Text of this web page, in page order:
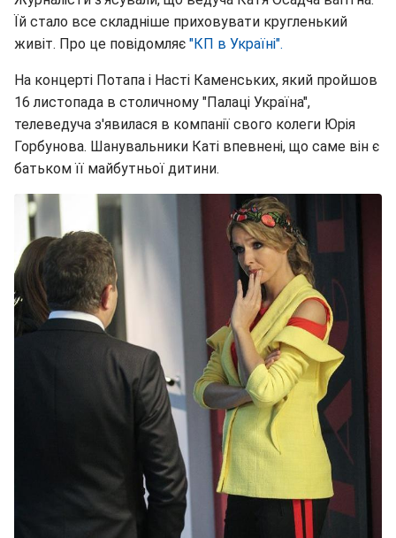
Їй стало все складніше приховувати кругленький
живіт. Про це повідомляє "КП в Україні".
На концерті Потапа і Насті Каменських, який пройшов
16 листопада в столичному "Палаці Україна",
телеведуча з'явилася в компанії свого колеги Юрія
Горбунова. Шанувальники Каті впевнені, що саме він є
батьком її майбутньої дитини.